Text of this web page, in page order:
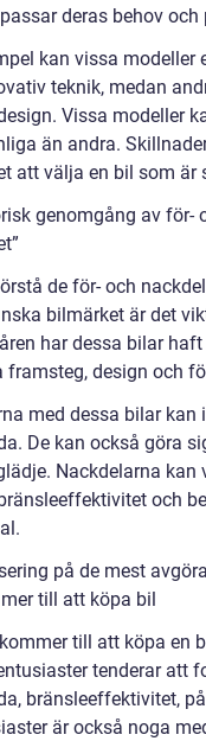
deras behov och
kan vissa modeller
teknik, medan
Vissa modeller
än andra.
att välja en bil som är
genomgång av för-
de för- och
bilmärket är det
har dessa bilar
framsteg, design och
med dessa bilar
De kan också göra
Nackdelarna
och
på de mest
till att köpa bil
till att köpa en
tenderar att
bränsleeffektivitet,
är också noga